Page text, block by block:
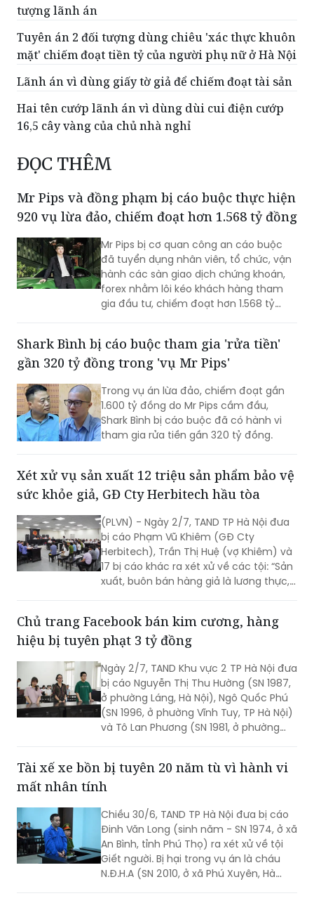
tượng lãnh án
Tuyên án 2 đối tượng dùng chiêu 'xác thực khuôn
mặt' chiếm đoạt tiền tỷ của người phụ nữ ở Hà Nội
Lãnh án vì dùng giấy tờ giả để chiếm đoạt tài sản
Hai tên cướp lãnh án vì dùng dùi cui điện cướp
16,5 cây vàng của chủ nhà nghỉ
ĐỌC THÊM
Mr Pips và đồng phạm bị cáo buộc thực hiện
920 vụ lừa đảo, chiếm đoạt hơn 1.568 tỷ đồng
Mr Pips bị cơ quan công an cáo buộc
đã tuyển dụng nhân viên, tổ chức, vận
hành các sàn giao dịch chứng khoán,
forex nhằm lôi kéo khách hàng tham
gia đầu tư, chiếm đoạt hơn 1.568 tỷ
Shark Bình bị cáo buộc tham gia 'rửa tiền'
gần 320 tỷ đồng trong 'vụ Mr Pips'
Trong vụ án lừa đảo, chiếm đoạt gần
1.600 tỷ đồng do Mr Pips cầm đầu,
Shark Bình bị cáo buộc đã có hành vi
tham gia rửa tiền gần 320 tỷ đồng.
Xét xử vụ sản xuất 12 triệu sản phẩm bảo vệ
sức khỏe giả, GĐ Cty Herbitech hầu tòa
(PLVN) - Ngày 2/7, TAND TP Hà Nội đưa
bị cáo Phạm Vũ Khiêm (GĐ Cty
Herbitech), Trần Thị Huệ (vợ Khiêm) và
17 bị cáo khác ra xét xử về các tội: “Sản
xuất, buôn bán hàng giả là lương thực,
nghiêm trọng”; “Rửa tiền”; “Vi phạm quy
định về kế toán gây hậu quả nghiêm
Chủ trang Facebook bán kim cương, hàng
hiệu bị tuyên phạt 3 tỷ đồng
Ngày 2/7, TAND Khu vực 2 TP Hà Nội đưa
bị cáo Nguyễn Thị Thu Hường (SN 1987,
ở phường Láng, Hà Nội), Ngô Quốc Phú
(SN 1996, ở phường Vĩnh Tuy, TP Hà Nội)
và Tô Lan Phương (SN 1981, ở phường
Tài xế xe bồn bị tuyên 20 năm tù vì hành vi
mất nhân tính
Chiều 30/6, TAND TP Hà Nội đưa bị cáo
Đinh Văn Long (sinh năm - SN 1974, ở xã
An Bình, tỉnh Phú Thọ) ra xét xử về tội
Giết người. Bị hại trong vụ án là cháu
N.Đ.H.A (SN 2010, ở xã Phú Xuyên, Hà